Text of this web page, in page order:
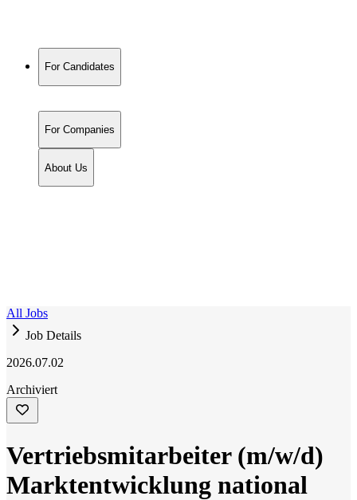
For Candidates
For Companies
About Us
All Jobs
Job Details
2026.07.02
Archiviert
Vertriebsmitarbeiter (m/w/d)
Marktentwicklung national